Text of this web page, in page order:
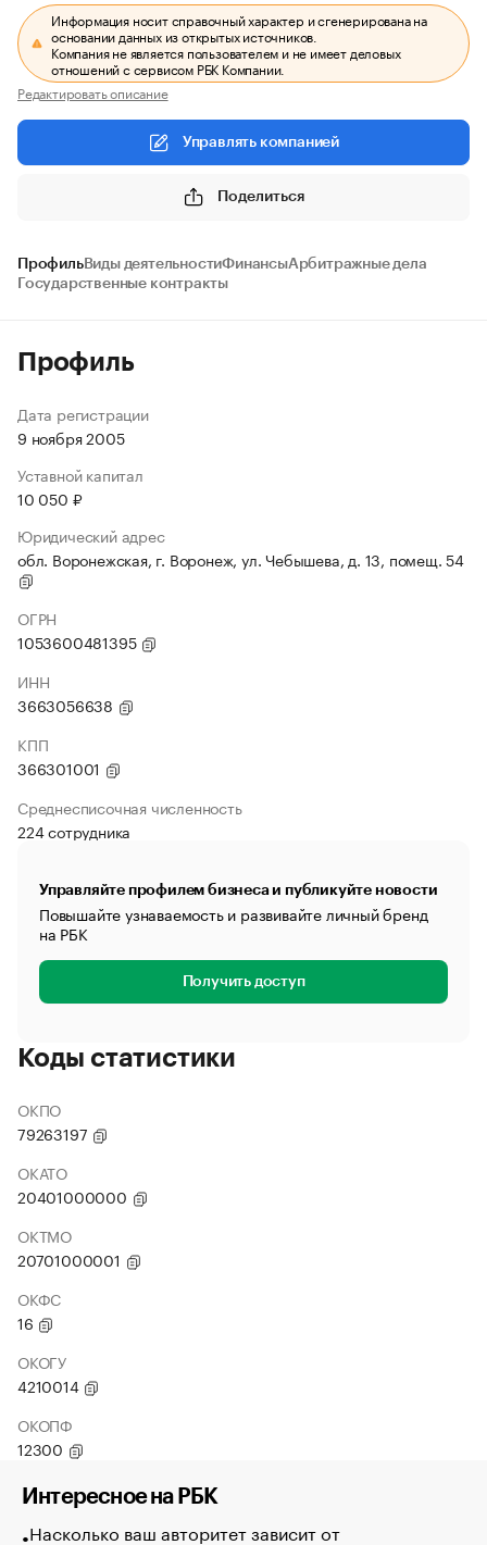
Информация носит справочный характер и сгенерирована на
основании данных из открытых источников.
Компания не является пользователем и не имеет деловых
отношений с сервисом РБК Компании.
Редактировать описание
Управлять компанией
Поделиться
ПрофильВиды деятельностиФинансыАрбитражные дела
Государственные контракты
Профиль
Дата регистрации
9 ноября 2005
Уставной капитал
10 050 ₽
Юридический адрес
обл. Воронежская, г. Воронеж, ул. Чебышева, д. 13, помещ. 54
ОГРН
1053600481395
ИНН
3663056638
КПП
366301001
Среднесписочная численность
224 сотрудника
Управляйте профилем бизнеса и публикуйте новости
Повышайте узнаваемость и развивайте личный бренд
на РБК
Получить доступ
Коды статистики
ОКПО
79263197
ОКАТО
20401000000
ОКТМО
20701000001
ОКФС
16
ОКОГУ
4210014
ОКОПФ
12300
Интересное на РБК
Насколько ваш авторитет зависит от